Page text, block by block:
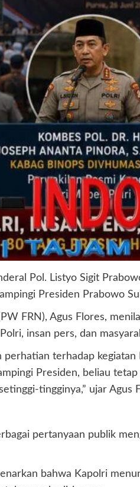
Pol. Listyo Sigit
Presiden Prabowo
FRN), Agus Flores,
insan pers, dan
terhadap
Presiden, beliau
tingginya,” ujar Agus
pertanyaan publik
bahwa Kapolri